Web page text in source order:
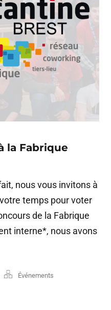
la Fabrique
nous vous invitons à
temps pour voter
de la Fabrique
interne*, nous avons
Événements